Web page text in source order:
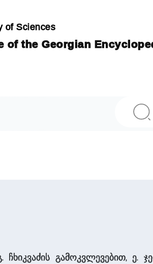
of Sciences
of the Georgian
ჩხიკვაძის გამოკვლევებით, ე.